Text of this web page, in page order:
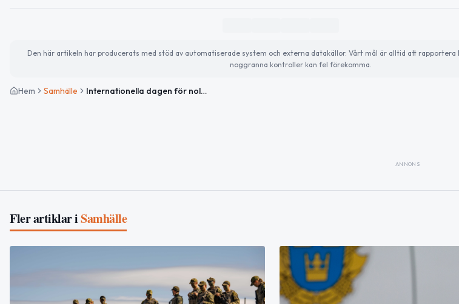
Den här artikeln har producerats med stöd av automatiserade system och externa datakällor. Vårt mål är alltid att
noggranna kontroller kan fel förekomma.
Hem Samhälle Internationella dagen för nolltolerans mot kvinnlig könsstympning och Samernas nationaldag uppmärksammas
ANNONS
Fler artiklar iSamhälle